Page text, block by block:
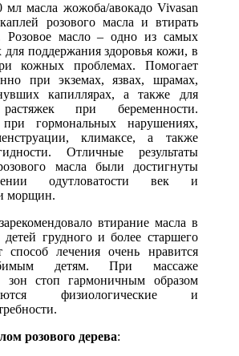
масла жожоба/авокадо Vivasan
розового масла и втирать
Розовое масло – одно из самых
поддержания здоровья кожи, в
кожных проблемах. Помогает
при экземах, язвах, шрамах,
капиллярах, а также для
при беременности.
при гормональных нарушениях,
климаксе, а также
Отличные результаты
масла были достигнуты
одутловатости век и
морщин.
втирание масла в
грудного и более старшего
способ лечения очень нравится
детям. При массаже
зон стоп гармоничным образом
физиологические и
розового дерева: